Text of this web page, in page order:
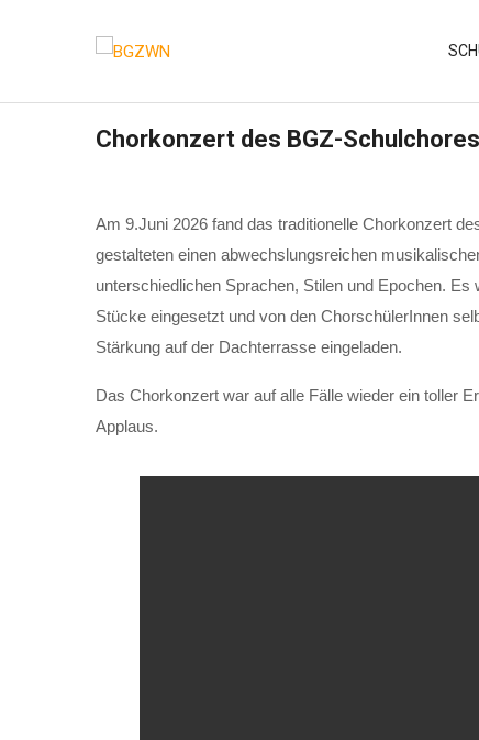
Chorkonzert des BGZ-Schulchores
Am 9.Juni 2026 fand das traditionelle Chorkonzert
gestalteten einen abwechslungsreichen
unterschiedlichen Sprachen, Stilen und Epochen.
Stücke eingesetzt und von den ChorschülerInnen
Stärkung auf der Dachterrasse eingeladen.
Das Chorkonzert war auf alle Fälle wieder ein toller
Applaus.